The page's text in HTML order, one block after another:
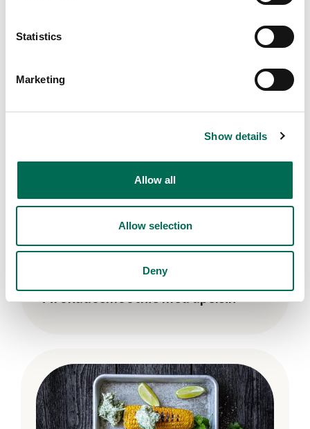
Statistics
Marketing
Show details
Allow all
Allow selection
Deny